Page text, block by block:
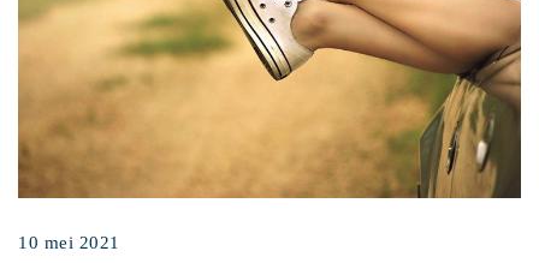
10 mei 2021